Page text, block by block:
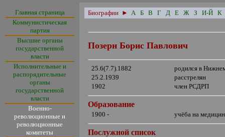
Главная страница
Коммунистическая
партия
Высшие органы
государственной
власти
Исполнительные и
распорядительные
органы
государственной
власти
Военно-
революционные и
революционные
комитеты
Биографии ► А Б В Г Д Е Ж З И-Й К
Позерн Борис Павлович
25.6(7.7).1882
родился в
25.2.1939
расстрелян
1902
член РСДРП
Образование
1900 - учёба на
Послужной список